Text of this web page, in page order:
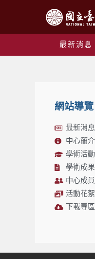
最新消息
網站導覽
最新消息
中心簡介
學術活動
學術成果
中心成員
活動花絮
下載專區